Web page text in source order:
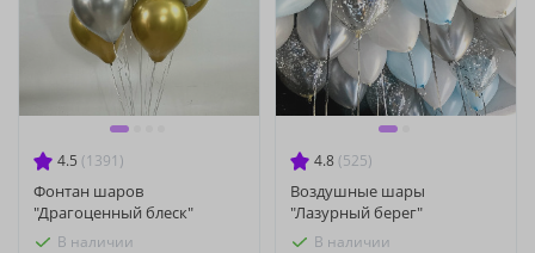
4.5 (1391)
Фонтан шаров
"Драгоценный блеск"
В наличии
4.8 (525)
Воздушные шары
"Лазурный берег"
В наличии